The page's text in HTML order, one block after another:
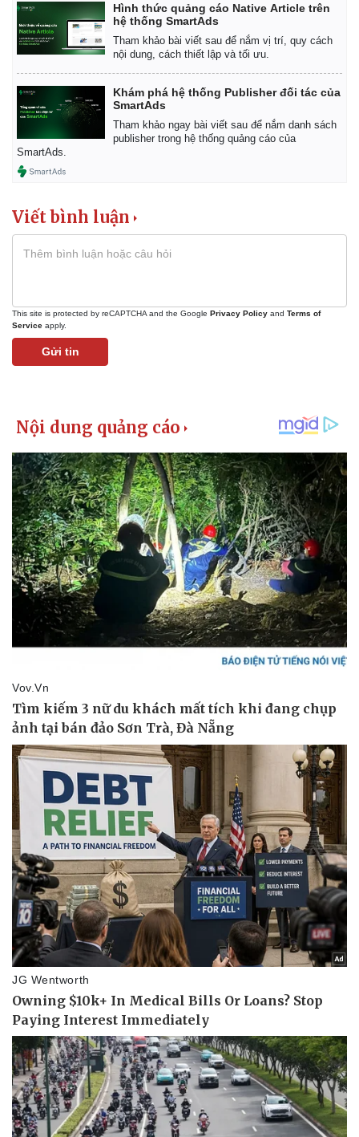
Kinh tế
Bất động sản
Khởi nghiệp
Giá vàng
Tiêu dùng
Tỷ giá
Chứng khoán
Giá cà phê
Hình thức quảng cáo Native Article trên
hệ thống SmartAds
Tham khảo bài viết sau để nắm vị trí, quy cách
nội dung, cách thiết lập và tối ưu.
Khám phá hệ thống Publisher đối tác của
SmartAds
Tham khảo ngay bài viết sau để nắm danh sách
publisher trong hệ thống quảng cáo của
SmartAds.
Viết bình luận
This site is protected by reCAPTCHA and the Google Privacy Policy and Terms of
Service apply.
Gửi tin